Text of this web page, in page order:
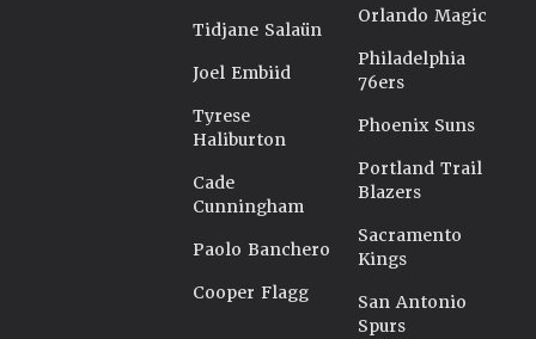
Tidjane Salaün
Joel Embiid
Tyrese
Haliburton
Cade
Cunningham
Paolo Banchero
Cooper Flagg
Orlando Magic
Philadelphia
76ers
Phoenix Suns
Portland Trail
Blazers
Sacramento
Kings
San Antonio
Spurs